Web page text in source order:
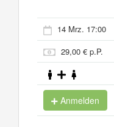
14 Mrz. 17:00
29,00 € p.P.
Anmelden